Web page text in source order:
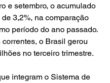
e setembro, o acumulado
3,2%, na comparação
período do ano passado.
correntes, o Brasil gerou
no terceiro trimestre.
integram o Sistema de